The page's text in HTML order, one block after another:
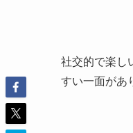
社交的で楽し
すい一面があ